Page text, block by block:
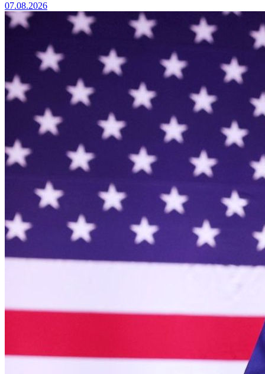
07.08.2026